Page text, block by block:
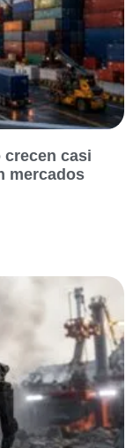
crecen casi
mercados